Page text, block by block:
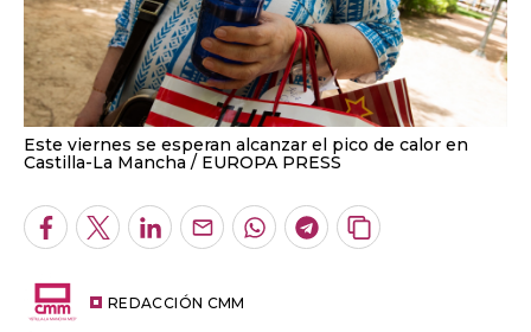
Este viernes se esperan alcanzar el pico de calor en
Castilla-La Mancha
EUROPA PRESS
Facebook
TwitterLinkedInEnviarWhatsapp
Telegram
Copiar
REDACCIÓN CMM